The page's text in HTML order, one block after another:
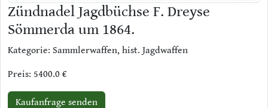
Zündnadel Jagdbüchse F. Dreyse
Sömmerda um 1864.
Kategorie: Sammlerwaffen, hist. Jagdwaffen
Preis: 5400.0 €
Kaufanfrage senden